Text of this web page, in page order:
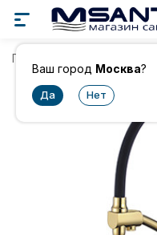
Ваш город Москва?
Главная